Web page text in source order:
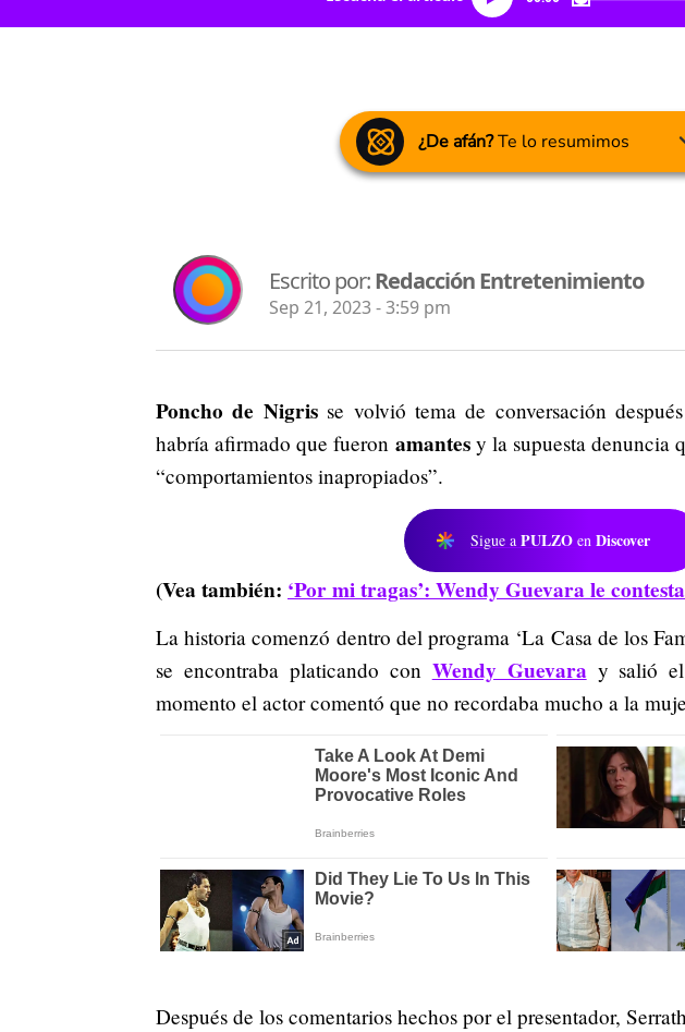
¿De afán?Te lo resumimos
Escrito por:Redacción Entretenimiento
Sep 21, 2023 - 3:59 pm
Poncho de Nigrisse volvió tema de conversación
habría afirmado que fueron amantesy la supuesta denuncia
“comportamientos inapropiados”.
Sigue a PULZO en Discover
(Vea también: ‘Por mi tragas’: Wendy Guevara le
La historia comenzó dentro del programa ‘La Casa de los
se encontraba platicando con Wendy Guevaray salió
momento el actor comentó que no recordaba mucho a la
Después de los comentarios hechos por el presentador,